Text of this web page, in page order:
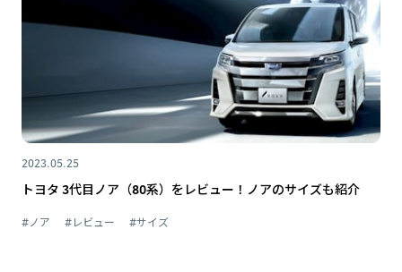
2023.05.25
トヨタ 3代目ノア（80系）をレビュー！ノアのサイズも紹介
#ノア #レビュー #サイズ